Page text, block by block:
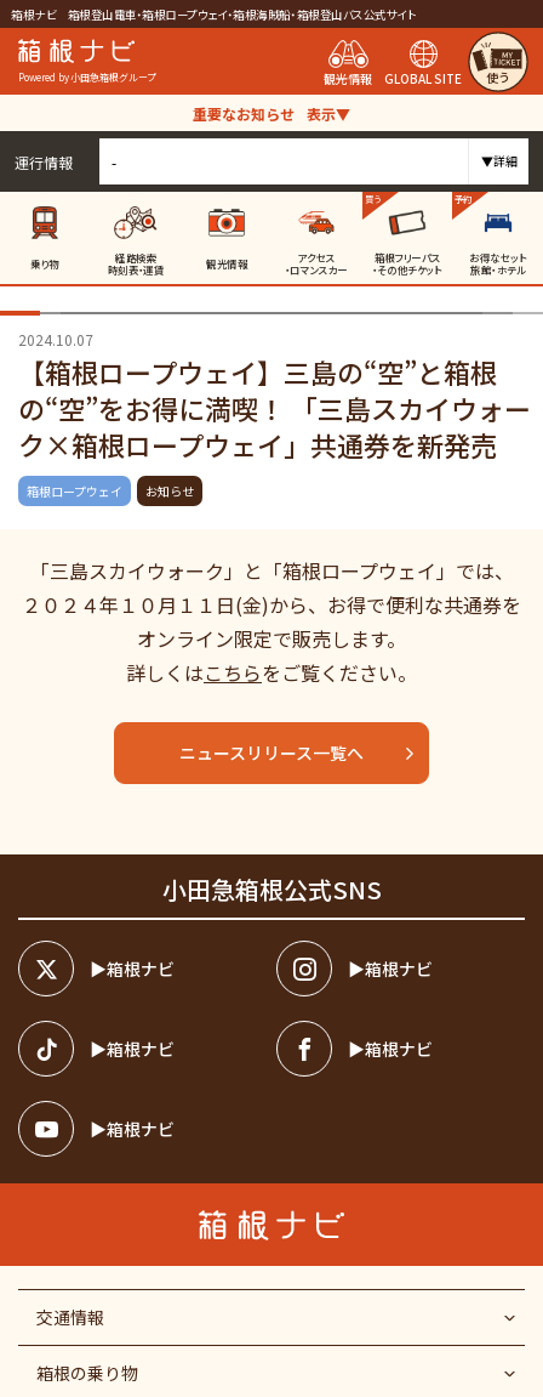
箱根ナビ 箱根登山電車・箱根ロープウェイ・箱根海賊船・箱根登山バス公式サイト
Powered by 小田急箱根グループ 観光情報 GLOBAL SITE 使う
重要なお知らせ 表示▼
運行情報 - ▼詳細
乗り物 経路検索
時刻表・運賃 観光情報 アクセス
・ロマンスカー
買う
箱根フリーパス
・その他チケット
予約
お得なセット
旅館・ホテル
2024.10.07
【箱根ロープウェイ】三島の“空”と箱根
の“空”をお得に満喫！ 「三島スカイウォー
ク×箱根ロープウェイ」共通券を新発売
箱根ロープウェイ お知らせ
「三島スカイウォーク」と「箱根ロープウェイ」では、
２０２４年１０月１１日(金)から、お得で便利な共通券を
オンライン限定で販売します。
詳しくはこちらをご覧ください。
ニュースリリース一覧へ
小田急箱根公式SNS
箱根ナビ 箱根ナビ
箱根ナビ 箱根ナビ
箱根ナビ
交通情報
箱根の乗り物